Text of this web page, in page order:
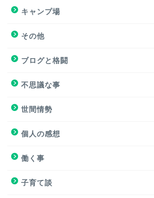
キャンプ場
その他
ブログと格闘
不思議な事
世間情勢
個人の感想
働く事
子育て談